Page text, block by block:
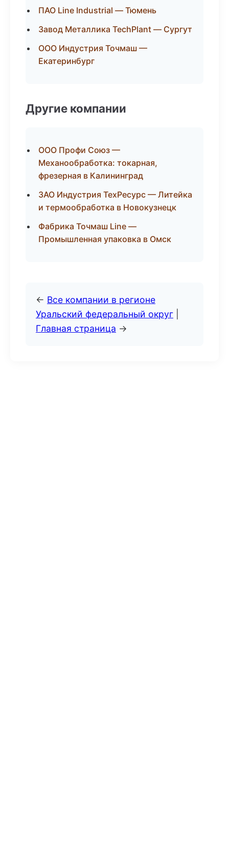
ПАО Line Industrial — Тюмень
Завод Металлика TechPlant — Сургут
ООО Индустрия Точмаш —
Екатеринбург
Другие компании
ООО Профи Союз —
Механообработка: токарная,
фрезерная в Калининград
ЗАО Индустрия ТехРесурс — Литейка
и термообработка в Новокузнецк
Фабрика Точмаш Line —
Промышленная упаковка в Омск
← Все компании в регионе
Уральский федеральный округ
Главная страница →